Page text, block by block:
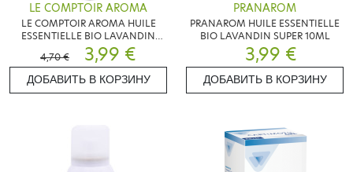
LE COMPTOIR AROMA
LE COMPTOIR AROMA HUILE
ESSENTIELLE BIO LAVANDIN
SUPER 10ML
4,70 € 3,99 €
ДОБАВИТЬ В КОРЗИНУ
PRANAROM
PRANAROM HUILE ESSENTIELLE
BIO LAVANDIN SUPER 10ML
3,99 €
ДОБАВИТЬ В КОРЗИНУ